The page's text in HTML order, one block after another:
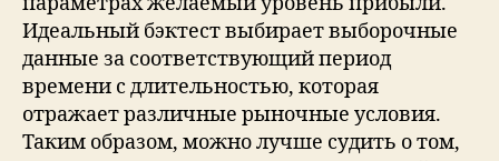
Идеальный бэктест выбирает выборочные
данные за соответствующий период
времени с длительностью, которая
отражает различные рыночные условия.
Таким образом, можно лучше судить о том,